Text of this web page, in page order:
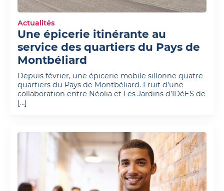
Actualités
Une épicerie itinérante au
service des quartiers du Pays de
Montbéliard
Depuis février, une épicerie mobile sillonne quatre
quartiers du Pays de Montbéliard. Fruit d’une
collaboration entre Néolia et Les Jardins d’IDéES de
[…]